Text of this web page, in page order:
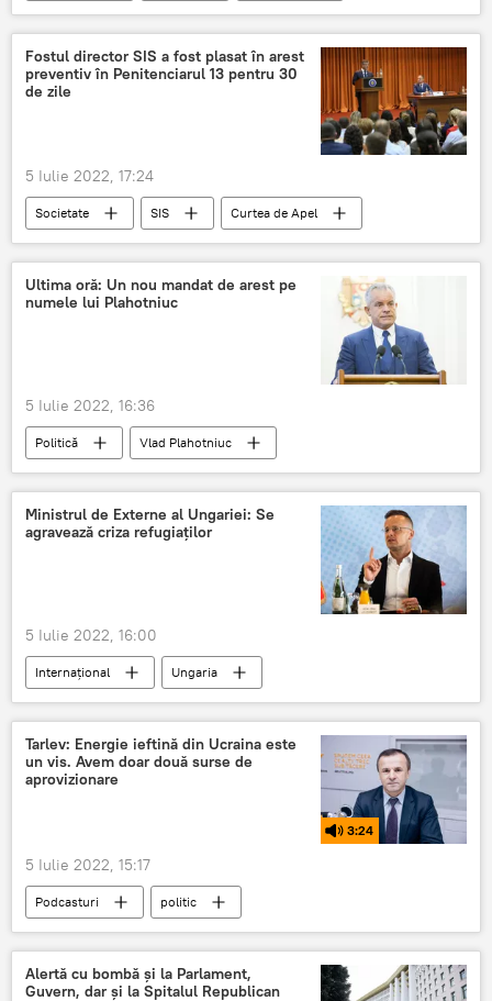
Afaceri
Guvern
Fostul director SIS a fost plasat în arest
preventiv în Penitenciarul 13 pentru 30
de zile
5 Iulie 2022, 17:24
Societate SIS Curtea de Apel
Ultima oră: Un nou mandat de arest pe
numele lui Plahotniuc
5 Iulie 2022, 16:36
Politică
Vlad Plahotniuc
Arest preventiv
mandat de arest
Ministrul de Externe al Ungariei: Se
agravează criza refugiaților
5 Iulie 2022, 16:00
Internațional Ungaria
Tarlev: Energie ieftină din Ucraina este
un vis. Avem doar două surse de
aprovizionare
3:24
5 Iulie 2022, 15:17
Podcasturi politic
Alertă cu bombă și la Parlament,
Guvern, dar și la Spitalul Republican